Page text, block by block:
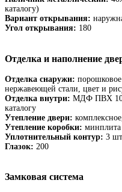
каталогу)
Вариант открывания:
Угол открывания: 180
Отделка и наполнение
Отделка снаружи:
нержавеющей стали, цвет и
Отделка внутри: МДФ ПВХ 10
каталогу
Утепление двери:
Утепление коробки: минплита
Уплотнительный контур: 3
Глазок: 200
Замковая система